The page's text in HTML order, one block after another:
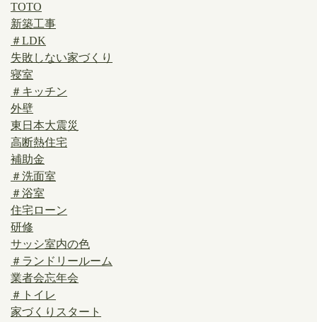
TOTO
新築工事
＃LDK
失敗しない家づくり
寝室
＃キッチン
外壁
東日本大震災
高断熱住宅
補助金
＃洗面室
＃浴室
住宅ローン
研修
サッシ室内の色
＃ランドリールーム
業者会忘年会
＃トイレ
家づくりスタート